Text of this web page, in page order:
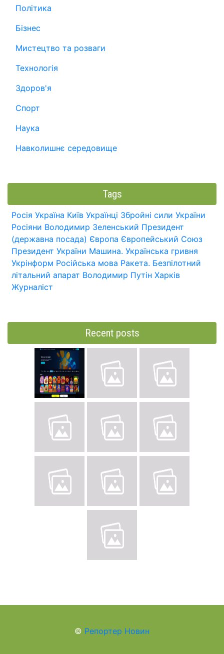
Політика
Бізнес
Мистецтво та розваги
Технологія
Здоров'я
Спорт
Наука
Навколишнє середовище
Tags
Росія Україна Київ Українці Збройні сили України
Росіяни Володимир Зеленський Президент
(державна посада) Європа Європейський Союз
Президент України Машина. Українська гривня
Укрінформ Російська мова Ракета. Безпілотний
літальний апарат Володимир Путін Харків
Журналіст
Recent posts
© Репортер Новин